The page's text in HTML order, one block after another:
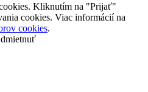
Kliknutím na "Prijať"
cookies. Viac informácií na
cookies.